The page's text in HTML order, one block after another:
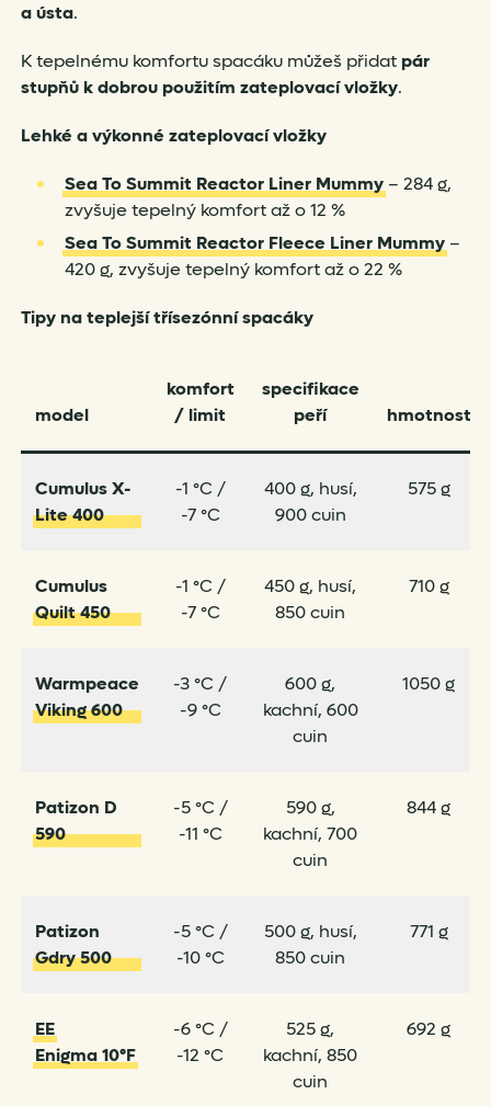
a ústa.
K tepelnému komfortu spacáku můžeš přidat pár
stupňů k dobrou použitím zateplovací vložky.
Lehké a výkonné zateplovací vložky
Sea To Summit Reactor Liner Mummy – 284 g,
zvyšuje tepelný komfort až o 12 %
Sea To Summit Reactor Fleece Liner Mummy–
420 g, zvyšuje tepelný komfort až o 22 %
Tipy na teplejší třísezónní spacáky
model
komfort
/ limit
specifikace
peří
hmotnost
Cumulus X-
Lite 400
-1 °C /
-7 °C
400 g, husí,
900 cuin
575 g
Cumulus
Quilt 450
-1 °C /
-7 °C
450 g, husí,
850 cuin
710 g
Warmpeace
Viking 600
-3 °C /
-9 °C
600 g,
kachní, 600
cuin
1050 g
Patizon D
590
-5 °C /
-11 °C
590 g,
kachní, 700
cuin
844 g
Patizon
Gdry 500
-5 °C /
-10 °C
500 g, husí,
850 cuin
771 g
EE
Enigma 10°F
-6 °C /
-12 °C
525 g,
kachní, 850
cuin
692 g